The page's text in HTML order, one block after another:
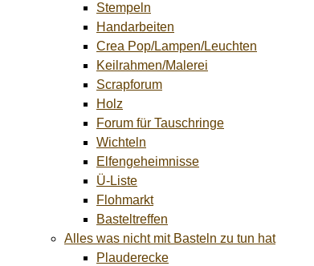
Stempeln
Handarbeiten
Crea Pop/Lampen/Leuchten
Keilrahmen/Malerei
Scrapforum
Holz
Forum für Tauschringe
Wichteln
Elfengeheimnisse
Ü-Liste
Flohmarkt
Basteltreffen
Alles was nicht mit Basteln zu tun hat
Plauderecke